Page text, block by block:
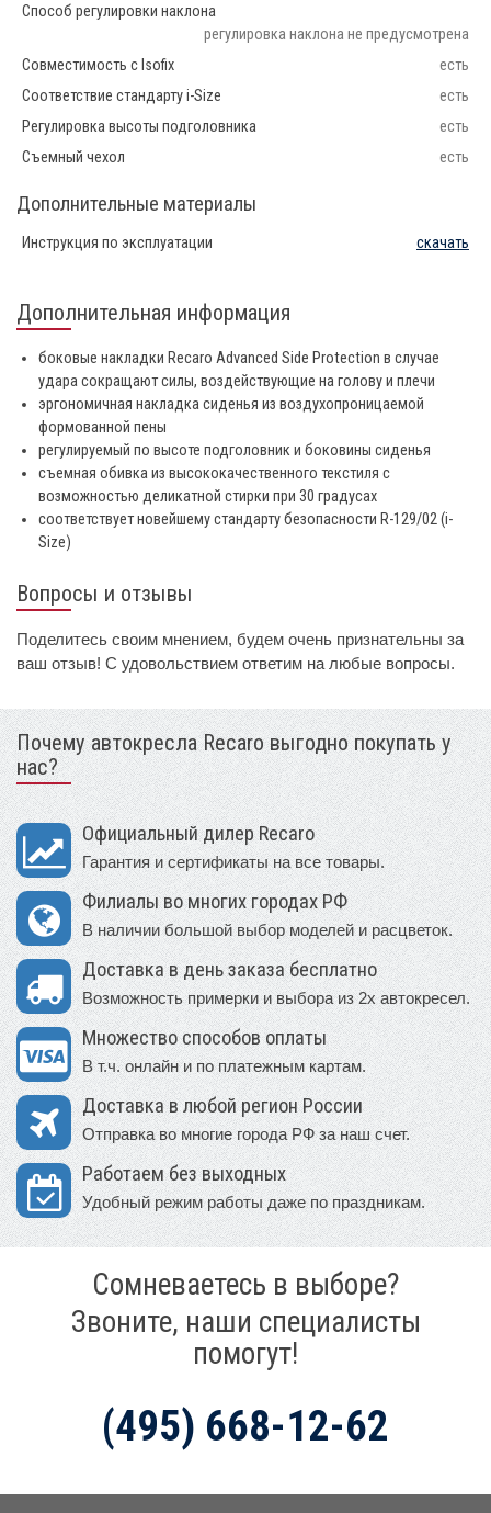
Способ регулировки наклона
регулировка наклона не предусмотрена
Совместимость с Isofix
есть
Соответствие стандарту i-Size
есть
Регулировка высоты подголовника
есть
Съемный чехол
есть
Дополнительные материалы
Инструкция по эксплуатации скачать
Дополнительная информация
боковые накладки Recaro Advanced Side Protection в случае
удара сокращают силы, воздействующие на голову и плечи
эргономичная накладка сиденья из воздухопроницаемой
формованной пены
регулируемый по высоте подголовник и боковины сиденья
съемная обивка из высококачественного текстиля с
возможностью деликатной стирки при 30 градусах
соответствует новейшему стандарту безопасности R-129/02 (i-
Size)
Вопросы и отзывы
Поделитесь своим мнением, будем очень признательны за
ваш отзыв! С удовольствием ответим на любые вопросы.
Почему автокресла Recaro выгодно покупать у
нас?
Официальный дилер Recaro
Гарантия и сертификаты на все товары.
Филиалы во многих городах РФ
В наличии большой выбор моделей и расцветок.
Доставка в день заказа бесплатно
Возможность примерки и выбора из 2х автокресел.
Множество способов оплаты
В т.ч. онлайн и по платежным картам.
Доставка в любой регион России
Отправка во многие города РФ за наш счет.
Работаем без выходных
Удобный режим работы даже по праздникам.
Сомневаетесь в выборе?
Звоните, наши специалисты
помогут!
(495) 668-12-62